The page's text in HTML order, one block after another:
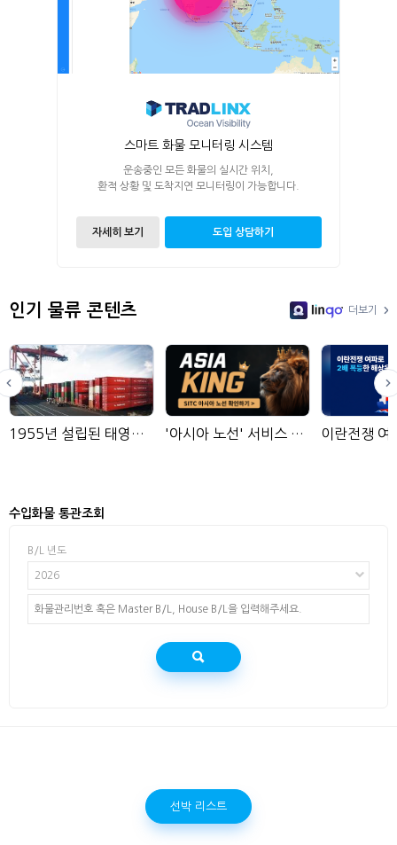
스마트 화물 모니터링 시스템
운송중인 모든 화물의 실시간 위치,
환적 상황 및 도착지연 모니터링이 가능합니다.
자세히 보기 도입 상담하기
인기 물류 콘텐츠
LinGo
더보기
1955년 설립된 태영상선 '아시아 노선' 서비스 선사의 왕
수입화물 통관조회
B/L 년도
2026
선박 리스트